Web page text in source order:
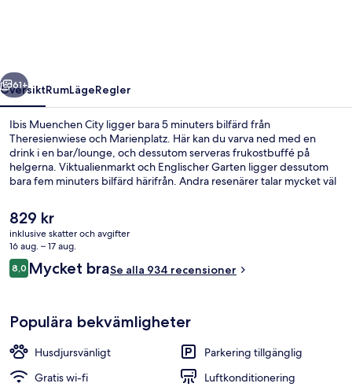
Nästa
61+
ÖversiktRumLägeRegler
Ibis Muenchen City ligger bara 5 minuters bilfärd från
Theresienwiese och Marienplatz. Här kan du varva ned med en
drink i en bar/lounge, och dessutom serveras frukostbuffé på
helgerna. Viktualienmarkt och Englischer Garten ligger dessutom
bara fem minuters bilfärd härifrån. Andra resenärer talar mycket väl
från kollektivtrafik, bara några steg från Karlstraße
spårvagnshållplats och till Hauptbahnhof Nord spårvagnshållplats
tar det 3 minuter att gå.
Det
nuvarande
priset
är
829 kr
829 kr
inklusive skatter och avgifter
16 aug. – 17 aug.
Recensioner
8,08,0 av 10,
Mycket braSe alla 934 recensioner
Populära bekvämligheter
Husdjursvänligt
Parkering tillgänglig
Gratis wi-fi
Luftkonditionering